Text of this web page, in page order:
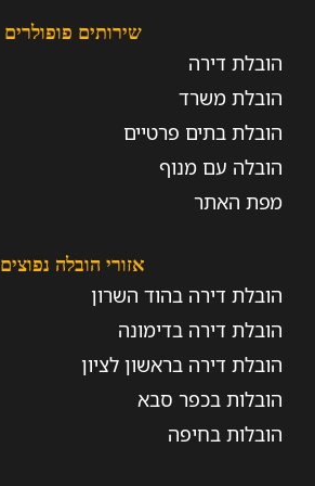
שירותים פופולרים
הובלת דירה
הובלת משרד
הובלת בתים פרטיים
הובלה עם מנוף
מפת האתר
אזורי הובלה נפוצים
הובלת דירה בהוד השרון
הובלת דירה בדימונה
הובלת דירה בראשון לציון
הובלות בכפר סבא
הובלות בחיפה